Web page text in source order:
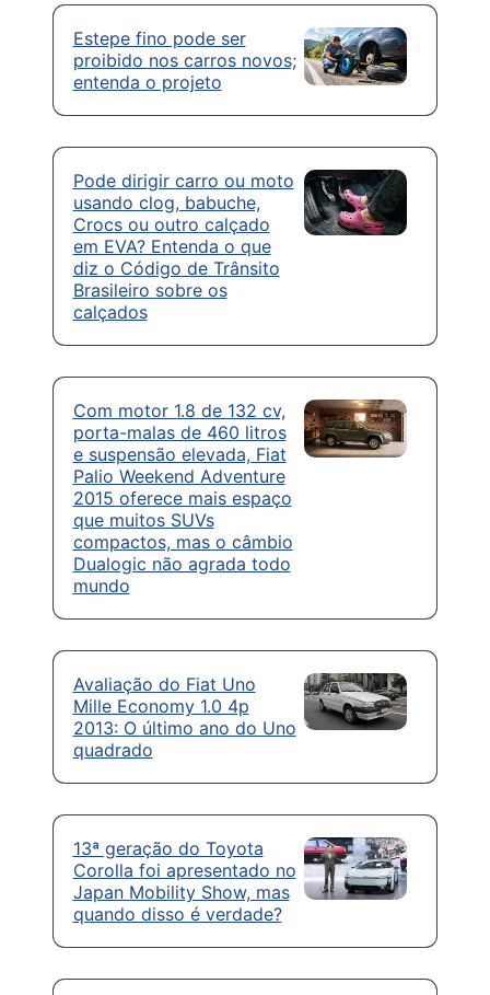
Estepe fino pode ser
proibido nos carros novos;
entenda o projeto
Pode dirigir carro ou moto
usando clog, babuche,
Crocs ou outro calçado
em EVA? Entenda o que
diz o Código de Trânsito
Brasileiro sobre os
calçados
Com motor 1.8 de 132 cv,
porta-malas de 460 litros
e suspensão elevada, Fiat
Palio Weekend Adventure
2015 oferece mais espaço
que muitos SUVs
compactos, mas o câmbio
Dualogic não agrada todo
mundo
Avaliação do Fiat Uno
Mille Economy 1.0 4p
2013: O último ano do Uno
quadrado
13ª geração do Toyota
Corolla foi apresentado no
Japan Mobility Show, mas
quando disso é verdade?